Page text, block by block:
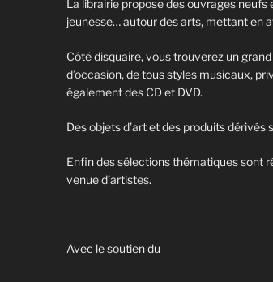
La librairie propose des ouvrages neufs
jeunesse… autour des arts, mettant en
Côté disquaire, vous trouverez un
d’occasion, de tous styles musicaux,
également des CD et DVD.
Des objets d’art et des produits dérivés
Enfin des sélections thématiques sont
venue d’artistes.
Avec le soutien du